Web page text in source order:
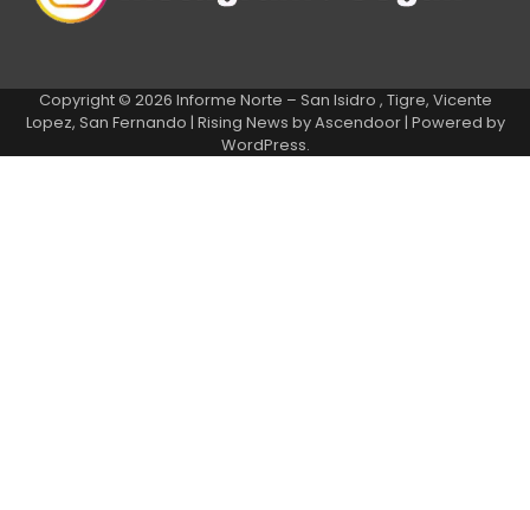
Copyright © 2026 Informe Norte – San Isidro , Tigre, Vicente
Lopez, San Fernando | Rising News byAscendoor| Powered by
WordPress.